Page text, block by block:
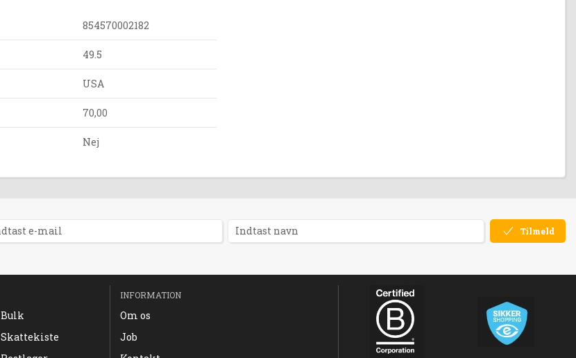
854570002182
49.5
USA
70,00
Nej
Tilmeld
Bulk
Skattekiste
INFORMATION
Om os
Job